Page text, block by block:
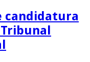
candidatura